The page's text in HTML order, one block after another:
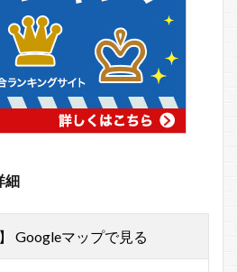
細
Googleマップで見る